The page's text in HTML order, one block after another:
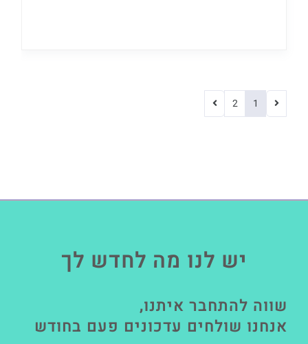
1
2
יש לנו מה לחדש לך
שווה להתחבר איתנו,
אנחנו שולחים עדכונים פעם בחודש